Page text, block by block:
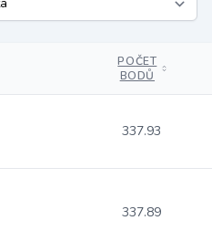
POČET
BODŮ
337.93
337.89